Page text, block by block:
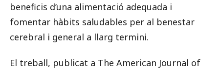
beneficis d’una alimentació adequada i
fomentar hàbits saludables per al benestar
cerebral i general a llarg termini.
El treball, publicat a The American Journal of